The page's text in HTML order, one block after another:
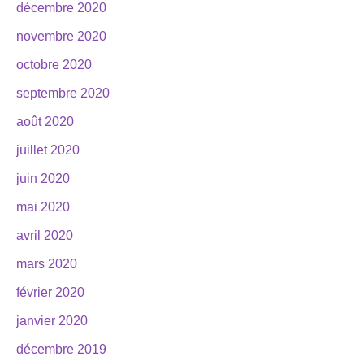
décembre 2020
novembre 2020
octobre 2020
septembre 2020
août 2020
juillet 2020
juin 2020
mai 2020
avril 2020
mars 2020
février 2020
janvier 2020
décembre 2019